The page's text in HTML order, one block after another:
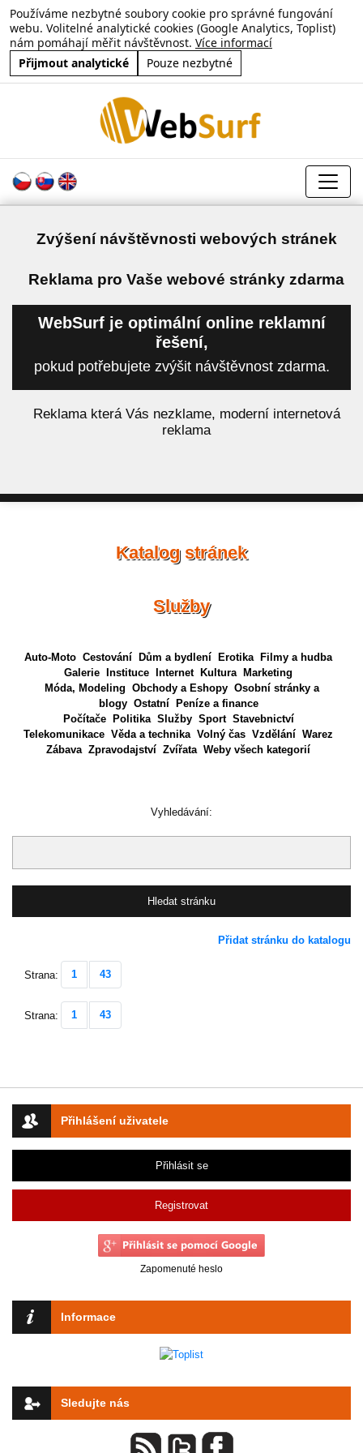
Používáme nezbytné soubory cookie pro správné fungování
webu. Volitelné analytické cookies (Google Analytics, Toplist)
nám pomáhají měřit návštěvnost. Více informací
Přijmout analytické
Pouze nezbytné
Zvýšení návštěvnosti webových stránek
Reklama pro Vaše webové stránky zdarma
WebSurf je optimální online reklamní
řešení,
pokud potřebujete zvýšit návštěvnost zdarma.
Reklama která Vás nezklame, moderní internetová
reklama
Přihlášení uživatele
Přihlásit se
Registrovat
Zapomenuté heslo
Informace
Sledujte nás
Katalog stránek
Služby
Auto-Moto Cestování Dům a bydlení Erotika
Filmy a hudba
Galerie
Instituce Internet Kultura
Marketing
Móda, Modeling Obchody a Eshopy Osobní stránky a
blogy Ostatní
Peníze a finance
Počítače
Politika Služby Sport Stavebnictví
Telekomunikace Věda a technika Volný čas Vzdělání Warez
Zábava Zpravodajství Zvířata Weby všech kategorií
Vyhledávání:
Přidat stránku do katalogu
Strana: 1 43
Strana: 1 43